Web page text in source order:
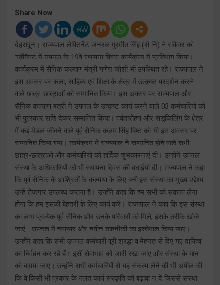
Share Now
देहरादून। राज्यपाल लेफ्टिनेंट जनरल गुरमीत सिंह (से नि) ने रविवार को
गढ़ीकैन्ट में उपनल के 19वें स्थापना दिवस कार्यक्रम में प्रतिभाग किया।
कार्यक्रम में सैनिक कल्याण मंत्री गणेश जोशी भी उपस्थित रहे। राज्यपाल ने
इस अवसर पर कला, साहित्य एवं शिक्षा के क्षेत्र में उत्कृष्ट प्रदर्शन करने
वाले छात्र-छात्राओं को सम्मानित किया। इस अवसर पर राज्यपाल और
सैनिक कल्याण मंत्री ने उपनल के उत्कृष्ट कार्य करने वाले 03 कर्मचारियों को
भी पुरस्कार राशि देकर सम्मानित किया। पर्वतारोहण और साइकिलिंग के क्षेत्र
में कई मेडल जीतने वाले पूर्व सैनिक कलम सिंह बिष्ट को भी इस अवसर पर
सम्मानित किया गया। कार्यक्रम में राज्यपाल ने सम्मानित होने वाले सभी
छात्र-छात्राओं और कर्मचारियों को हार्दिक शुभकामनाएं दी। उन्होंने उपनल
संस्था के अधिकारियों को भी स्थापना दिवस की बधाईयां दी। राज्यपाल ने कहा
कि पूर्व सैनिक के आश्रितों के कल्याण के लिए बनी इस संस्था का मुख्य उद्देश्य
उन्हें रोजगार उपलब्ध कराना है। उन्होंने कहा कि हम सभी को संकल्प लेना
होगा कि हम इसकी बेहतरी के लिए कार्य करें। राज्यपाल ने कहा कि इस संस्था
का लाभ प्रत्येक पूर्व सैनिक और उनके परिवारों को मिले, इसके तरीके खोजे
जाएं। उपनल में नवाचार और नवीन तकनीकी का इस्तेमाल किया जाए।
उन्होंने कहा कि सभी उपनल कर्मचारी पूरी श्रद्धा व मेहनत से दिए गए दायित्व
का निर्वहन कर रहे हैं। इसी सेवाभाव को जारी रखा जाए और संस्था के मान
को बढ़ाया जाए। उन्होंने सभी कर्मचारियों से यह संकल्प लेने की भी अपील की
कि वे किसी भी प्रकार के गलत कार्य संस्कृति को बढ़ावा न दें जिससे संस्था